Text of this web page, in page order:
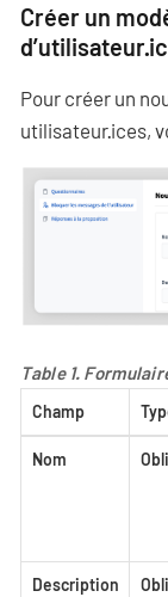
Créer un
Pour créer un
utilisateur·ices,
Table 1.
Champ
Nom
Description